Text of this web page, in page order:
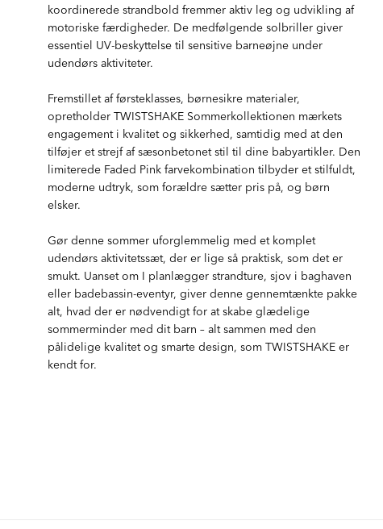
koordinerede strandbold fremmer aktiv leg og udvikling af
motoriske færdigheder. De medfølgende solbriller giver
essentiel UV-beskyttelse til sensitive barneøjne under
udendørs aktiviteter.
Fremstillet af førsteklasses, børnesikre materialer,
opretholder TWISTSHAKE Sommerkollektionen mærkets
engagement i kvalitet og sikkerhed, samtidig med at den
tilføjer et strejf af sæsonbetonet stil til dine babyartikler. Den
limiterede Faded Pink farvekombination tilbyder et stilfuldt,
moderne udtryk, som forældre sætter pris på, og børn
elsker.
Gør denne sommer uforglemmelig med et komplet
udendørs aktivitetssæt, der er lige så praktisk, som det er
smukt. Uanset om I planlægger strandture, sjov i baghaven
eller badebassin-eventyr, giver denne gennemtænkte pakke
alt, hvad der er nødvendigt for at skabe glædelige
sommerminder med dit barn – alt sammen med den
pålidelige kvalitet og smarte design, som TWISTSHAKE er
kendt for.